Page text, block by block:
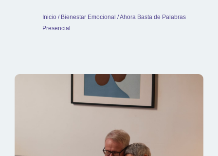
Inicio/ Bienestar Emocional / Ahora Basta de Palabras
Presencial